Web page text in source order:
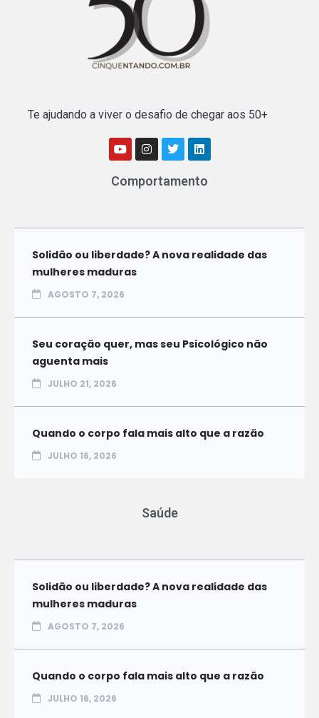
Te ajudando a viver o desafio de chegar aos 50+
Comportamento
Solidão ou liberdade? A nova realidade das
mulheres maduras
AGOSTO 7, 2026
Seu coração quer, mas seu Psicológico não
aguenta mais
JULHO 21, 2026
Quando o corpo fala mais alto que a razão
JULHO 16, 2026
Saúde
Solidão ou liberdade? A nova realidade das
mulheres maduras
AGOSTO 7, 2026
Quando o corpo fala mais alto que a razão
JULHO 16, 2026